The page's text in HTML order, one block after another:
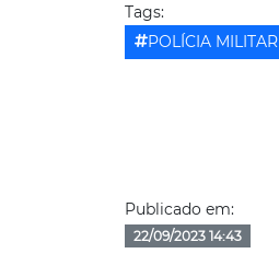
Tags:
POLÍCIA MILITAR
Publicado em:
22/09/2023 14:43